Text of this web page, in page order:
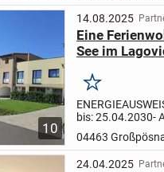
10
14.08.2025
Eine
See im
Merken
bis: 25.04.2030-
insgesamt: ca.
04463
24.04.2025